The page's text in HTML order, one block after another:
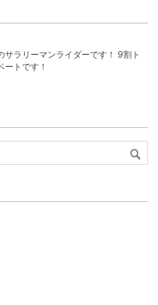
サラリーマンライダーです！ 9割ト
ートです！